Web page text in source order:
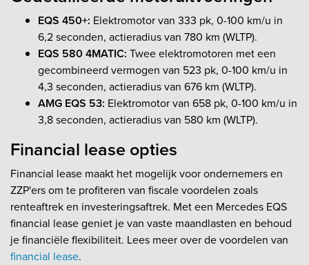
EQS 450+: Elektromotor van 333 pk, 0-100 km/u in
6,2 seconden, actieradius van 780 km (WLTP).
EQS 580 4MATIC: Twee elektromotoren met een
gecombineerd vermogen van 523 pk, 0-100 km/u in
4,3 seconden, actieradius van 676 km (WLTP).
AMG EQS 53: Elektromotor van 658 pk, 0-100 km/u in
3,8 seconden, actieradius van 580 km (WLTP).
Financial lease opties
Financial lease maakt het mogelijk voor ondernemers en
ZZP'ers om te profiteren van fiscale voordelen zoals
renteaftrek en investeringsaftrek. Met een Mercedes EQS
financial lease geniet je van vaste maandlasten en behoud
je financiële flexibiliteit. Lees meer over de voordelen van
financial lease.